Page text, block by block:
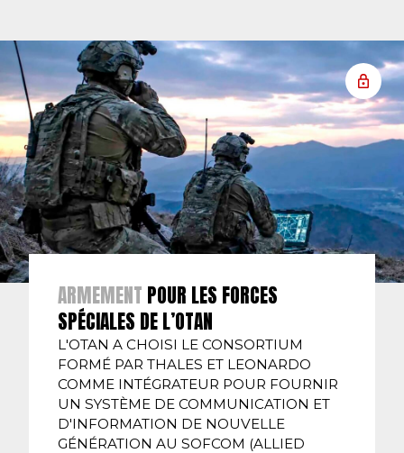
ARMEMENT POUR LES FORCES
SPÉCIALES DE L’OTAN
L'OTAN A CHOISI LE CONSORTIUM
FORMÉ PAR THALES ET LEONARDO
COMME INTÉGRATEUR POUR FOURNIR
UN SYSTÈME DE COMMUNICATION ET
D'INFORMATION DE NOUVELLE
GÉNÉRATION AU SOFCOM (ALLIED